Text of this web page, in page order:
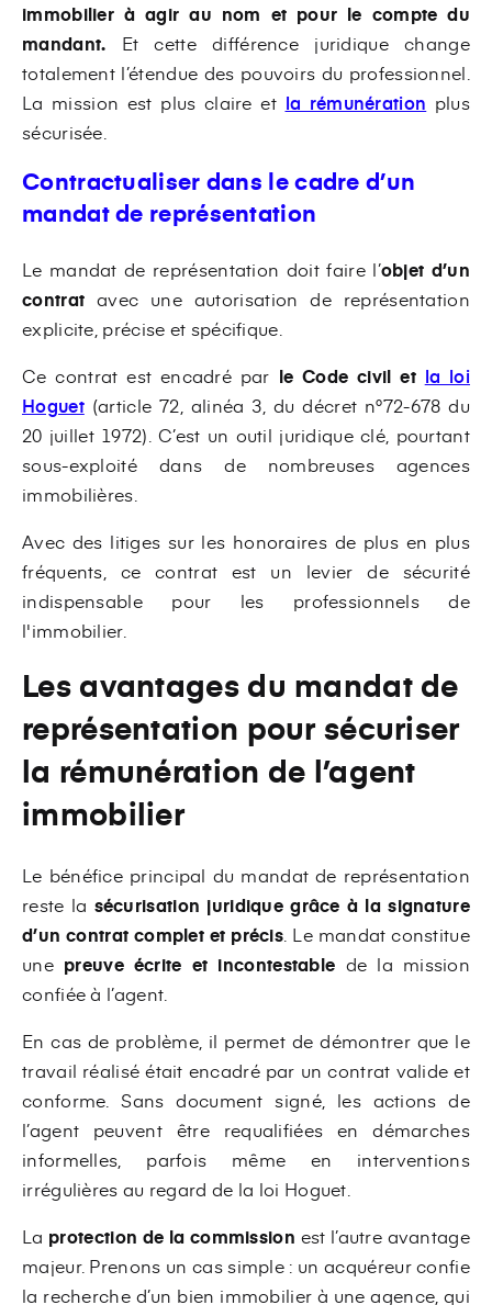
immobilier à agir au nom et pour le compte du
mandant. Et cette différence juridique change
totalement l’étendue des pouvoirs du professionnel.
La mission est plus claire et la rémunération plus
sécurisée.
Contractualiser dans le cadre d’un
mandat de représentation
Le mandat de représentation doit faire l’objet d’un
contrat avec une autorisation de représentation
explicite, précise et spécifique.
Ce contrat est encadré par le Code civil et la loi
Hoguet (article 72, alinéa 3, du décret n°72-678 du
20 juillet 1972). C’est un outil juridique clé, pourtant
sous-exploité dans de nombreuses agences
immobilières.
Avec des litiges sur les honoraires de plus en plus
fréquents, ce contrat est un levier de sécurité
indispensable pour les professionnels de
l'immobilier.
Les avantages du mandat de
représentation pour sécuriser
la rémunération de l’agent
immobilier
Le bénéfice principal du mandat de représentation
reste la sécurisation juridique grâce à la signature
d’un contrat complet et précis Le mandat constitue
une preuve écrite et incontestable de la mission
confiée à l’agent.
En cas de problème, il permet de démontrer que le
travail réalisé était encadré par un contrat valide et
conforme. Sans document signé, les actions de
l’agent peuvent être requalifiées en démarches
informelles, parfois même en interventions
irrégulières au regard de la loi Hoguet.
La protection de la commission est l’autre avantage
majeur. Prenons un cas simple : un acquéreur confie
la recherche d’un bien immobilier à une agence, qui